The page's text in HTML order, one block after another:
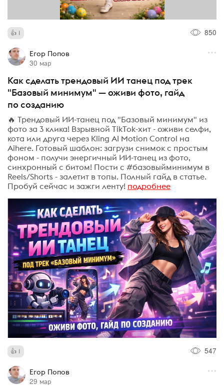
1 850
Егор Попов
30 мар
Как сделать трендовый ИИ танец под трек
"Базовый минимум" — оживи фото, гайд
по созданию
🔥 Трендовый ИИ-танец под "Базовый минимум" из
фото за 3 клика! Взрывной TikTok-хит - оживи селфи,
кота или друга через Kling AI Motion Control на
Aihere. Готовый шаблон: загрузи снимок с простым
фоном - получи энергичный ИИ-танец из фото,
синхронный с битом! Пости с #базовыйминимум в
Reels/Shorts - залетит в топы. Полный гайд в статье.
Пробуй сейчас и зажги ленту! подробнее
1 547
Егор Попов
29 мар